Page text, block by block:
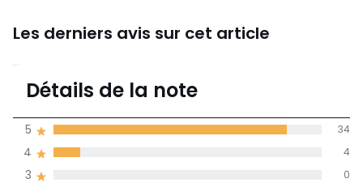
Les derniers avis sur cet article
4,8
moyenne des avis
dans toutes les
Détails de la note
3 0
4 4
5 34